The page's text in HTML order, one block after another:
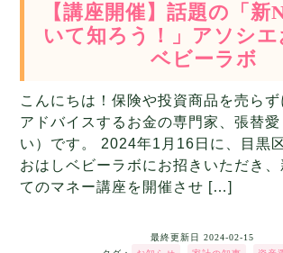
【講座開催】話題の「新
いて知ろう！」アソシエ
ベビーラボ
こんにちは！保険や投資商品を売ら
アドバイスするお金の専門家、張替
い）です。 2024年1月16日に、目黒
おはしベビーラボにお招きいただき
てのマネー講座を開催させ […]
最終更新日 2024-02-15